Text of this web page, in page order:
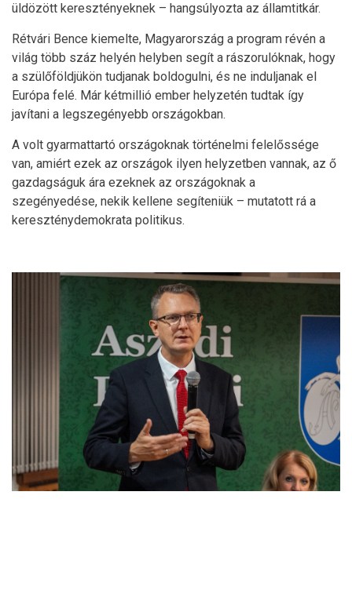
üldözött keresztényeknek – hangsúlyozta az államtitkár.
Rétvári Bence kiemelte, Magyarország a program révén a
világ több száz helyén helyben segít a rászorulóknak, hogy
a szülőföldjükön tudjanak boldogulni, és ne induljanak el
Európa felé. Már kétmillió ember helyzetén tudtak így
javítani a legszegényebb országokban.
A volt gyarmattartó országoknak történelmi felelőssége
van, amiért ezek az országok ilyen helyzetben vannak, az ő
gazdagságuk ára ezeknek az országoknak a
szegényedése, nekik kellene segíteniük – mutatott rá a
kereszténydemokrata politikus.